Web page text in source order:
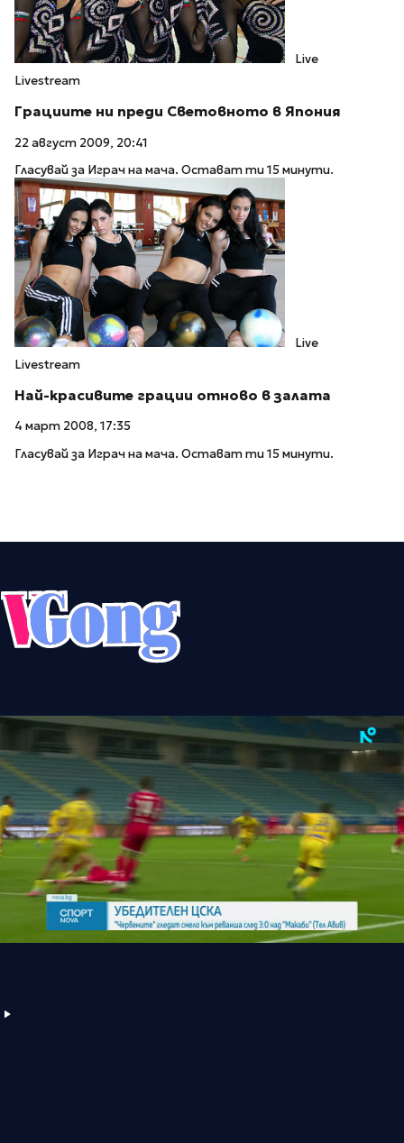
Live
Livestream
Грациите ни преди Световното в Япония
22 август 2009, 20:41
Гласувай за Играч на мача. Остават ти 15 минути.
Live
Livestream
Най-красивите грации отново в залата
4 март 2008, 17:35
Гласувай за Играч на мача. Остават ти 15 минути.